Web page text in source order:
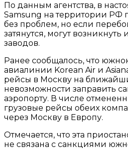
По данным агентства, в
Samsung на территории РФ
без проблем, но если
затянутся, могут возникнуть
заводов.
Ранее сообщалось, что
авиалинии Korean Air и
рейсы в Москву на
невозможности заправить
аэропорту. В числе
грузовые рейсы обеих
через Москву в Европу.
Отмечается, что эта
не связана с санкциями